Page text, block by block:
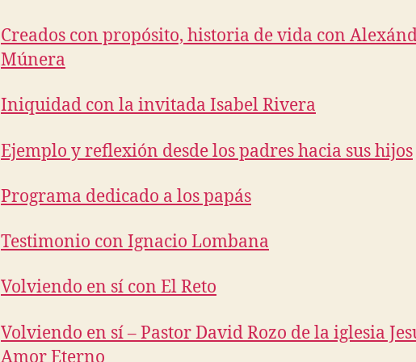
Creados con propósito, historia de vida con
Múnera
Iniquidad con la invitada Isabel Rivera
Ejemplo y reflexión desde los padres hacia sus hijos
Programa dedicado a los papás
Testimonio con Ignacio Lombana
Volviendo en sí con El Reto
Volviendo en sí – Pastor David Rozo de la iglesia
Amor Eterno